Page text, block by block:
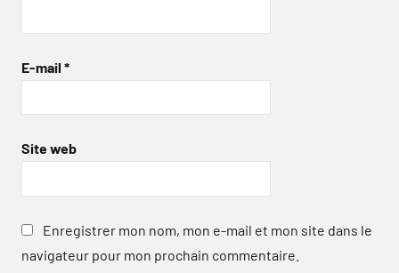
E-mail *
Site web
Enregistrer mon nom, mon e-mail et mon site dans le
navigateur pour mon prochain commentaire.